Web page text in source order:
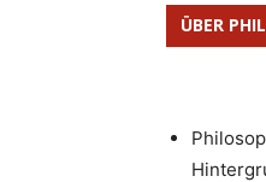
ÜBER